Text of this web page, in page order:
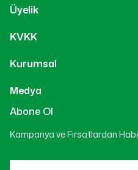
Üyelik
KVKK
Kurumsal
Medya
Abone Ol
Kampanya ve Fırsatlardan